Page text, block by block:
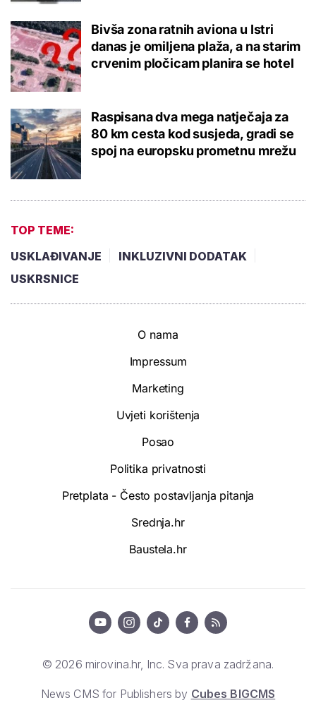
Bivša zona ratnih aviona u Istri
danas je omiljena plaža, a na starim
crvenim pločicam planira se hotel
Raspisana dva mega natječaja za
80 km cesta kod susjeda, gradi se
spoj na europsku prometnu mrežu
TOP TEME:
USKLAĐIVANJE
INKLUZIVNI DODATAK
USKRSNICE
O nama
Impressum
Marketing
Uvjeti korištenja
Posao
Politika privatnosti
Pretplata - Često postavljanja pitanja
Srednja.hr
Baustela.hr
© 2026 mirovina.hr, Inc. Sva prava zadržana.
News CMS for Publishers by Cubes BIGCMS